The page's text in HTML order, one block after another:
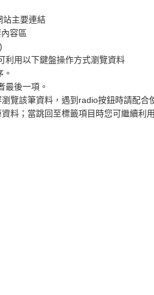
站主要連結
容區
利用以下鍵盤操作方式瀏覽資料
後一項。
覽該筆資料，遇到radio按鈕時請配
料；當跳回至標籤項目時您可繼續